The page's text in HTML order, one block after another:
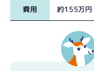
費用 約155万円